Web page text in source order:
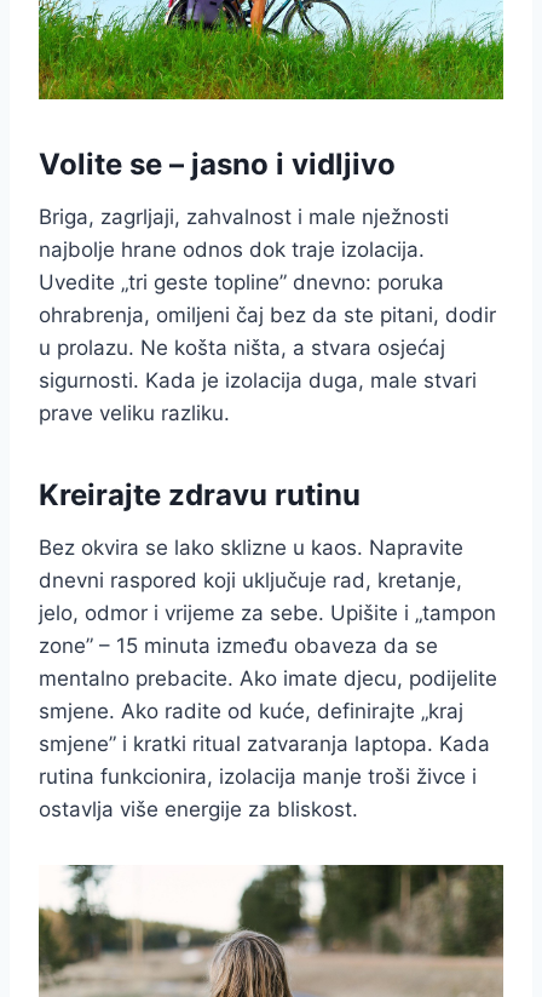
Volite se – jasno i vidljivo
Briga, zagrljaji, zahvalnost i male nježnosti
najbolje hrane odnos dok traje izolacija.
Uvedite „tri geste topline” dnevno: poruka
ohrabrenja, omiljeni čaj bez da ste pitani, dodir
u prolazu. Ne košta ništa, a stvara osjećaj
sigurnosti. Kada je izolacija duga, male stvari
prave veliku razliku.
Kreirajte zdravu rutinu
Bez okvira se lako sklizne u kaos. Napravite
dnevni raspored koji uključuje rad, kretanje,
jelo, odmor i vrijeme za sebe. Upišite i „tampon
zone” – 15 minuta između obaveza da se
mentalno prebacite. Ako imate djecu, podijelite
smjene. Ako radite od kuće, definirajte „kraj
smjene” i kratki ritual zatvaranja laptopa. Kada
rutina funkcionira, izolacija manje troši živce i
ostavlja više energije za bliskost.